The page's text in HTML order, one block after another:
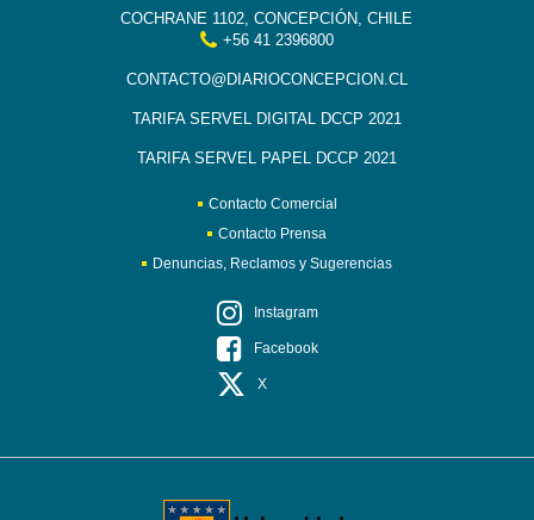
COCHRANE 1102, CONCEPCIÓN, CHILE
+56 41 2396800
CONTACTO@DIARIOCONCEPCION.CL
TARIFA SERVEL DIGITAL DCCP 2021
TARIFA SERVEL PAPEL DCCP 2021
Contacto Comercial
Contacto Prensa
Denuncias, Reclamos y Sugerencias
Instagram
Facebook
X